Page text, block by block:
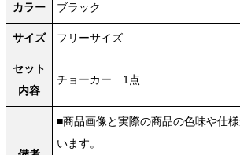
カラー ブラック
サイズ フリーサイズ
セット
内容
チョーカー 1点
■商品画像と実際の商品の色味や仕
います。